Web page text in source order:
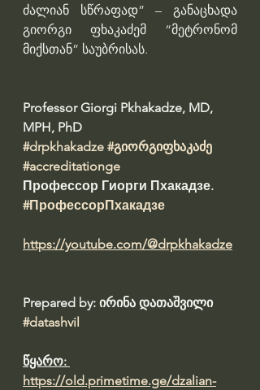
ძალიან სწრაფად” – განაცხადა
გიორგი ფხაკაძემ “მეტრონომ
მიქსთან” საუბრისას.
Professor Giorgi Pkhakadze, MD,
MPH, PhD
#drpkhakadze #გიორგიფხაკაძე
#accreditationge
Профессор Гиорги Пхакадзе.
#ПрофессорПхакадзе
https://youtube.com/@drpkhakadze
Prepared by: ირინა დათაშვილი
#datashvil
წყარო:
https://old.primetime.ge/dzalian-